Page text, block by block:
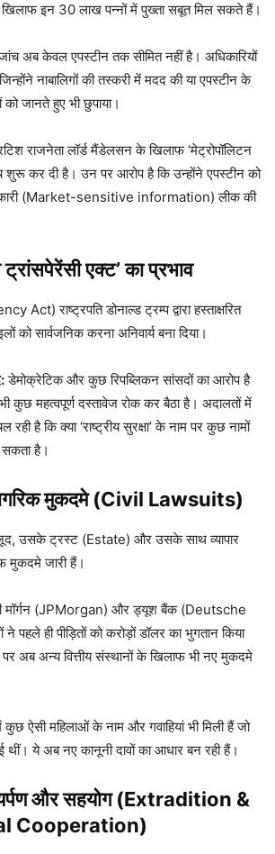
इन 30 लाख पन्नों में पुख्ता सबूत मिल सकते हैं।
अब केवल एपस्टीन तक सीमित नहीं है। अधिकारियों
नाबालिगों की तस्करी में मदद की या एपस्टीन के
को जानते हुए भी छुपाया।
राजनेता लॉर्ड मैंडेलसन के खिलाफ ‘मेट्रोपॉलिटन
शुरू कर दी है। उन पर आरोप है कि उन्होंने एपस्टीन को
(Market-sensitive information) लीक की
एक्ट’ का प्रभाव
राष्ट्रपति डोनाल्ड ट्रम्प द्वारा हस्ताक्षरित
को सार्वजनिक करना अनिवार्य बना दिया।
डेमोक्रेटिक और कुछ रिपब्लिकन सांसदों का आरोप है
कुछ महत्वपूर्ण दस्तावेज रोक कर बैठा है। अदालतों में
है कि क्या ‘राष्ट्रीय सुरक्षा’ के नाम पर कुछ नामों
सकता है।
मुकदमे (Civil Lawsuits)
उसके ट्रस्ट (Estate) और उसके साथ व्यापार
मुकदमे जारी हैं।
मॉर्गन (JPMorgan) और ड्यूश बैंक (Deutsche
ही पीड़ितों को करोड़ों डॉलर का भुगतान किया
अब अन्य वित्तीय संस्थानों के खिलाफ भी नए मुकदमे
ऐसी महिलाओं के नाम और गवाहियां भी मिली हैं जो
ये अब नए कानूनी दावों का आधार बन रही हैं।
और सहयोग (Extradition &
Cooperation)